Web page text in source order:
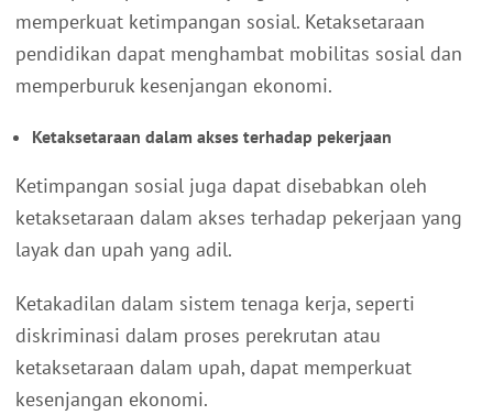
memperkuat ketimpangan sosial. Ketaksetaraan
pendidikan dapat menghambat mobilitas sosial dan
memperburuk kesenjangan ekonomi.
Ketaksetaraan dalam akses terhadap pekerjaan
Ketimpangan sosial juga dapat disebabkan oleh
ketaksetaraan dalam akses terhadap pekerjaan yang
layak dan upah yang adil.
Ketakadilan dalam sistem tenaga kerja, seperti
diskriminasi dalam proses perekrutan atau
ketaksetaraan dalam upah, dapat memperkuat
kesenjangan ekonomi.